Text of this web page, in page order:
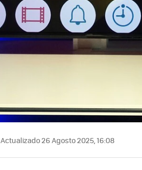
Actualizado 26 Agosto 2025, 16:08